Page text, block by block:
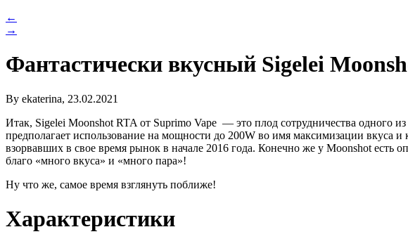
←
→
Фантастически вкусный Sigelei
By ekaterina, 23.02.2021
Итак, Sigelei Moonshot RTA от Suprimo Vape — это плод сотрудничества одного
предполагает использование на мощности до 200W во имя максимизации вкуса
взорвавших в свое время рынок в начале 2016 года. Конечно же у Moonshot есть
благо «много вкуса» и «много пара»!
Ну что же, самое время взглянуть поближе!
Характеристики